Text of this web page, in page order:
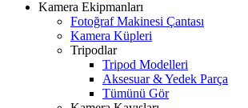
Kamera Ekipmanları
Fotoğraf Makinesi Çantası
Kamera Küpleri
Tripodlar
Tripod Modelleri
Aksesuar & Yedek Parça
Tümünü Gör